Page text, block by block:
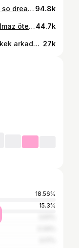
It can’t be real 💖😍🤩 The blush is so dreamy @entropy.global Acilen bu allık benim olmalı diyen kaç kişiyiz?… #reklam #kbeauty #entropy #koreanblush #koreanmakeup #블러셔 #블러셔추천 #엔트로피 #유행 #korekozmetiği #viralkoreanmakeup #koreanblush 94.8k
Gerçek hayatta inanılmazlar inanılmaz ötesi konserden sonra gerçeklik algımı kaybettim 🫠🫠🫠 #btskonser #btsconcert2026 #btskorea @mnijungkook44.7k
Mezuniyetin kutlu olsun sevgili erkek arkadaşım 🤍🩶🥂🎂 Nice güzel başarılara beraber 🥳 졸업 축하해 내사랑!! 아주 잘했고 고생 너무 많았어 제일 멋있어 😍 @hyeondeniz 27k
18.56%
15.3%